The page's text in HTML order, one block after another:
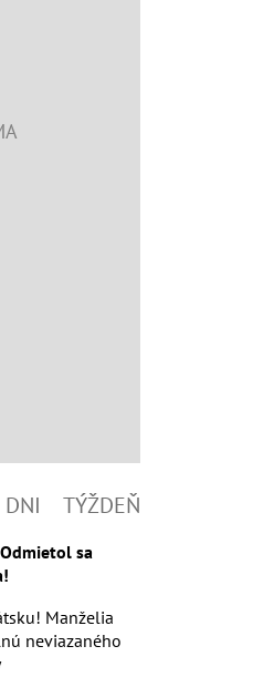
DNI TÝŽDEŇ
sa
Manželia
neviazaného